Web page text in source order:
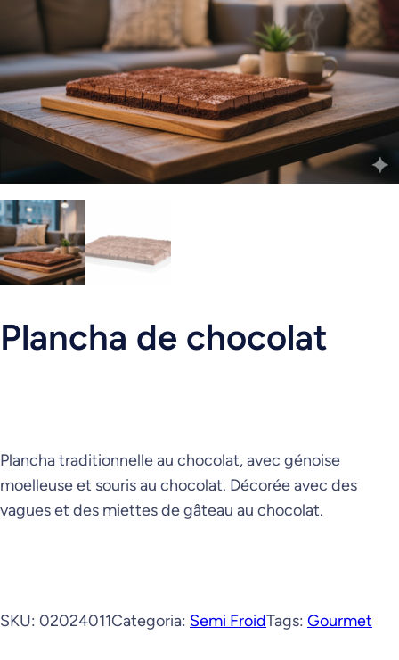
Plancha de chocolat
Plancha traditionnelle au chocolat, avec génoise
moelleuse et souris au chocolat. Décorée avec des
vagues et des miettes de gâteau au chocolat.
SKU: 02024011Categoria: Semi FroidTags: Gourmet